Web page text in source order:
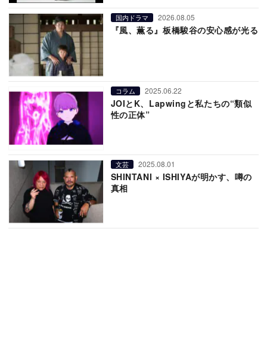
国内ドラマ 2026.08.05
『風、薫る』板橋駿谷の安心感が光る
コラム 2025.06.22
JOIとK、Lapwingと私たちの“類似
性の正体”
文芸 2025.08.01
SHINTANI × ISHIYAが明かす、噂の
真相